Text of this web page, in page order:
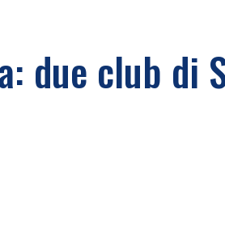
due club di